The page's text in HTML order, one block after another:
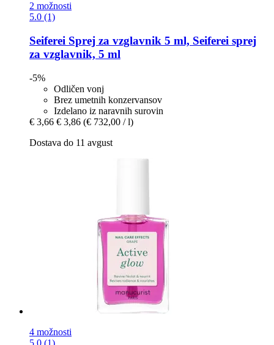
2 možnosti
5.0 (1)
Seiferei Sprej za vzglavnik 5 ml, Seiferei sprej
za vzglavnik, 5 ml
-5%
Odličen vonj
Brez umetnih konzervansov
Izdelano iz naravnih surovin
€ 3,66 € 3,86 (€ 732,00 / l)
Dostava do 11 avgust
4 možnosti
5.0 (1)